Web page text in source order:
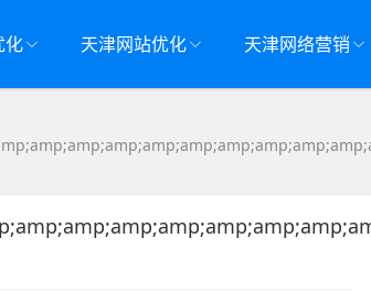
化 天津网站优化 天津网络营销